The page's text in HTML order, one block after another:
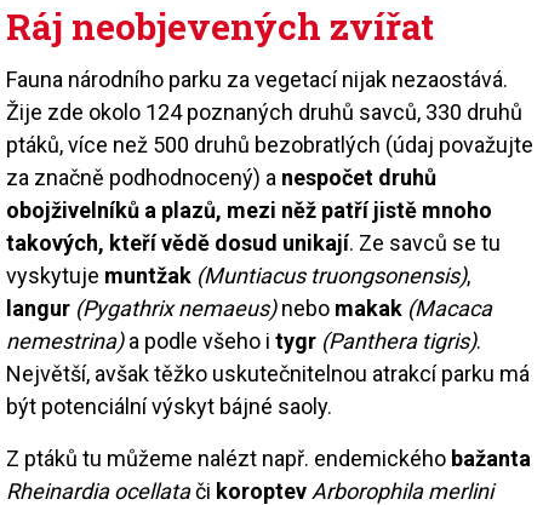
Ráj neobjevených zvířat
Fauna národního parku za vegetací nijak nezaostává.
Žije zde okolo 124 poznaných druhů savců, 330 druhů
ptáků, více než 500 druhů bezobratlých (údaj považujte
za značně podhodnocený) a nespočet druhů
obojživelníků a plazů, mezi něž patří jistě mnoho
takových, kteří vědě dosud unikají. Ze savců se tu
vyskytuje muntžak (Muntiacus truongsonensis),
langur (Pygathrix nemaeus)nebo makak (Macaca
nemestrina)a podle všeho i tygr (Panthera tigris).
Největší, avšak těžko uskutečnitelnou atrakcí parku má
být potenciální výskyt bájné saoly.
Z ptáků tu můžeme nalézt např. endemického bažanta
Rheinardia ocellatači koroptev Arborophila merlini